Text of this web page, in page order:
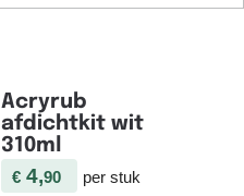
Acryrub
afdichtkit wit
310ml
€ 4,90 per stuk